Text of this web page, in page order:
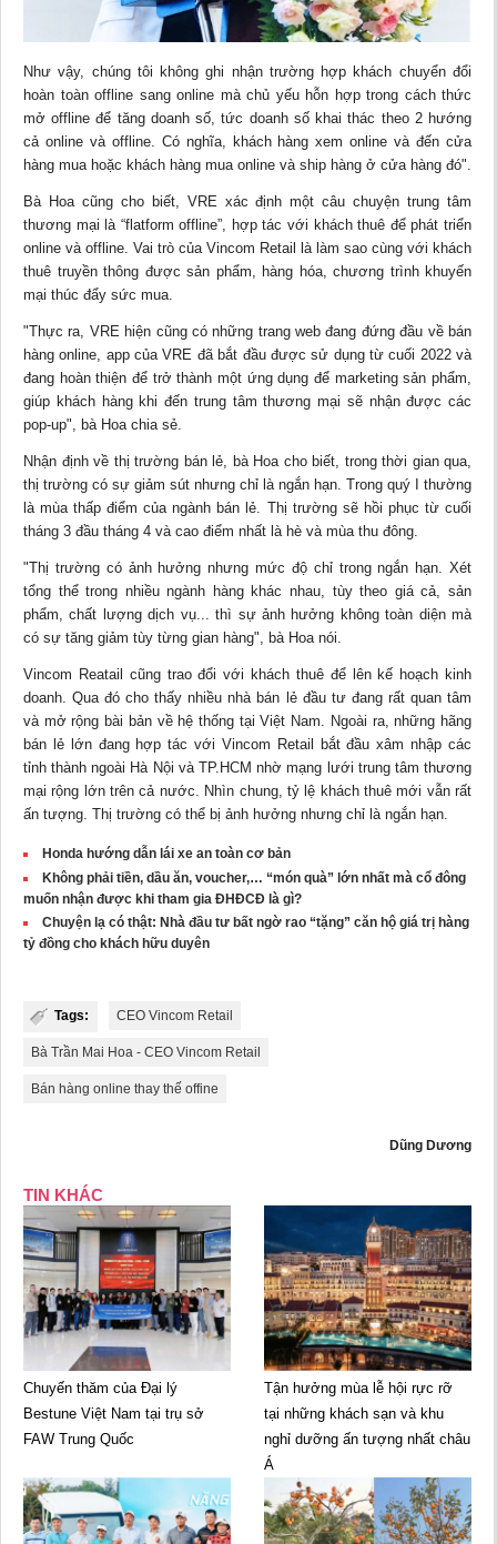
Như vậy, chúng tôi không ghi nhận trường hợp khách chuyển đổi
hoàn toàn offline sang online mà chủ yếu hỗn hợp trong cách thức
mở offline để tăng doanh số, tức doanh số khai thác theo 2 hướng
cả online và offline. Có nghĩa, khách hàng xem online và đến cửa
hàng mua hoặc khách hàng mua online và ship hàng ở cửa hàng đó".
Bà Hoa cũng cho biết, VRE xác định một câu chuyện trung tâm
thương mại là “flatform offline”, hợp tác với khách thuê để phát triển
online và offline. Vai trò của Vincom Retail là làm sao cùng với khách
thuê truyền thông được sản phẩm, hàng hóa, chương trình khuyến
mại thúc đẩy sức mua.
"Thực ra, VRE hiện cũng có những trang web đang đứng đầu về bán
hàng online, app của VRE đã bắt đầu được sử dụng từ cuối 2022 và
đang hoàn thiện để trở thành một ứng dụng để marketing sản phẩm,
giúp khách hàng khi đến trung tâm thương mại sẽ nhận được các
pop-up", bà Hoa chia sẻ.
Nhận định về thị trường bán lẻ, bà Hoa cho biết, trong thời gian qua,
thị trường có sự giảm sút nhưng chỉ là ngắn hạn. Trong quý I thường
là mùa thấp điểm của ngành bán lẻ. Thị trường sẽ hồi phục từ cuối
tháng 3 đầu tháng 4 và cao điểm nhất là hè và mùa thu đông.
"Thị trường có ảnh hưởng nhưng mức độ chỉ trong ngắn hạn. Xét
tổng thể trong nhiều ngành hàng khác nhau, tùy theo giá cả, sản
phẩm, chất lượng dịch vụ... thì sự ảnh hưởng không toàn diện mà
có sự tăng giảm tùy từng gian hàng", bà Hoa nói.
Vincom Reatail cũng trao đổi với khách thuê để lên kế hoạch kinh
doanh. Qua đó cho thấy nhiều nhà bán lẻ đầu tư đang rất quan tâm
và mở rộng bài bản về hệ thống tại Việt Nam. Ngoài ra, những hãng
bán lẻ lớn đang hợp tác với Vincom Retail bắt đầu xâm nhập các
tỉnh thành ngoài Hà Nội và TP.HCM nhờ mạng lưới trung tâm thương
mại rộng lớn trên cả nước. Nhìn chung, tỷ lệ khách thuê mới vẫn rất
ấn tượng. Thị trường có thể bị ảnh hưởng nhưng chỉ là ngắn hạn.
Honda hướng dẫn lái xe an toàn cơ bản
Không phải tiền, dầu ăn, voucher,… “món quà” lớn nhất mà cổ đông
muốn nhận được khi tham gia ĐHĐCĐ là gì?
Chuyện lạ có thật: Nhà đầu tư bất ngờ rao “tặng” căn hộ giá trị hàng
tỷ đồng cho khách hữu duyên
Tags: CEO Vincom Retail
Bà Trần Mai Hoa - CEO Vincom Retail
Bán hàng online thay thế offine
Dũng Dương
TIN KHÁC
Chuyến thăm của Đại lý
Bestune Việt Nam tại trụ sở
FAW Trung Quốc
Tận hưởng mùa lễ hội rực rỡ
tại những khách sạn và khu
nghỉ dưỡng ấn tượng nhất châu
Á